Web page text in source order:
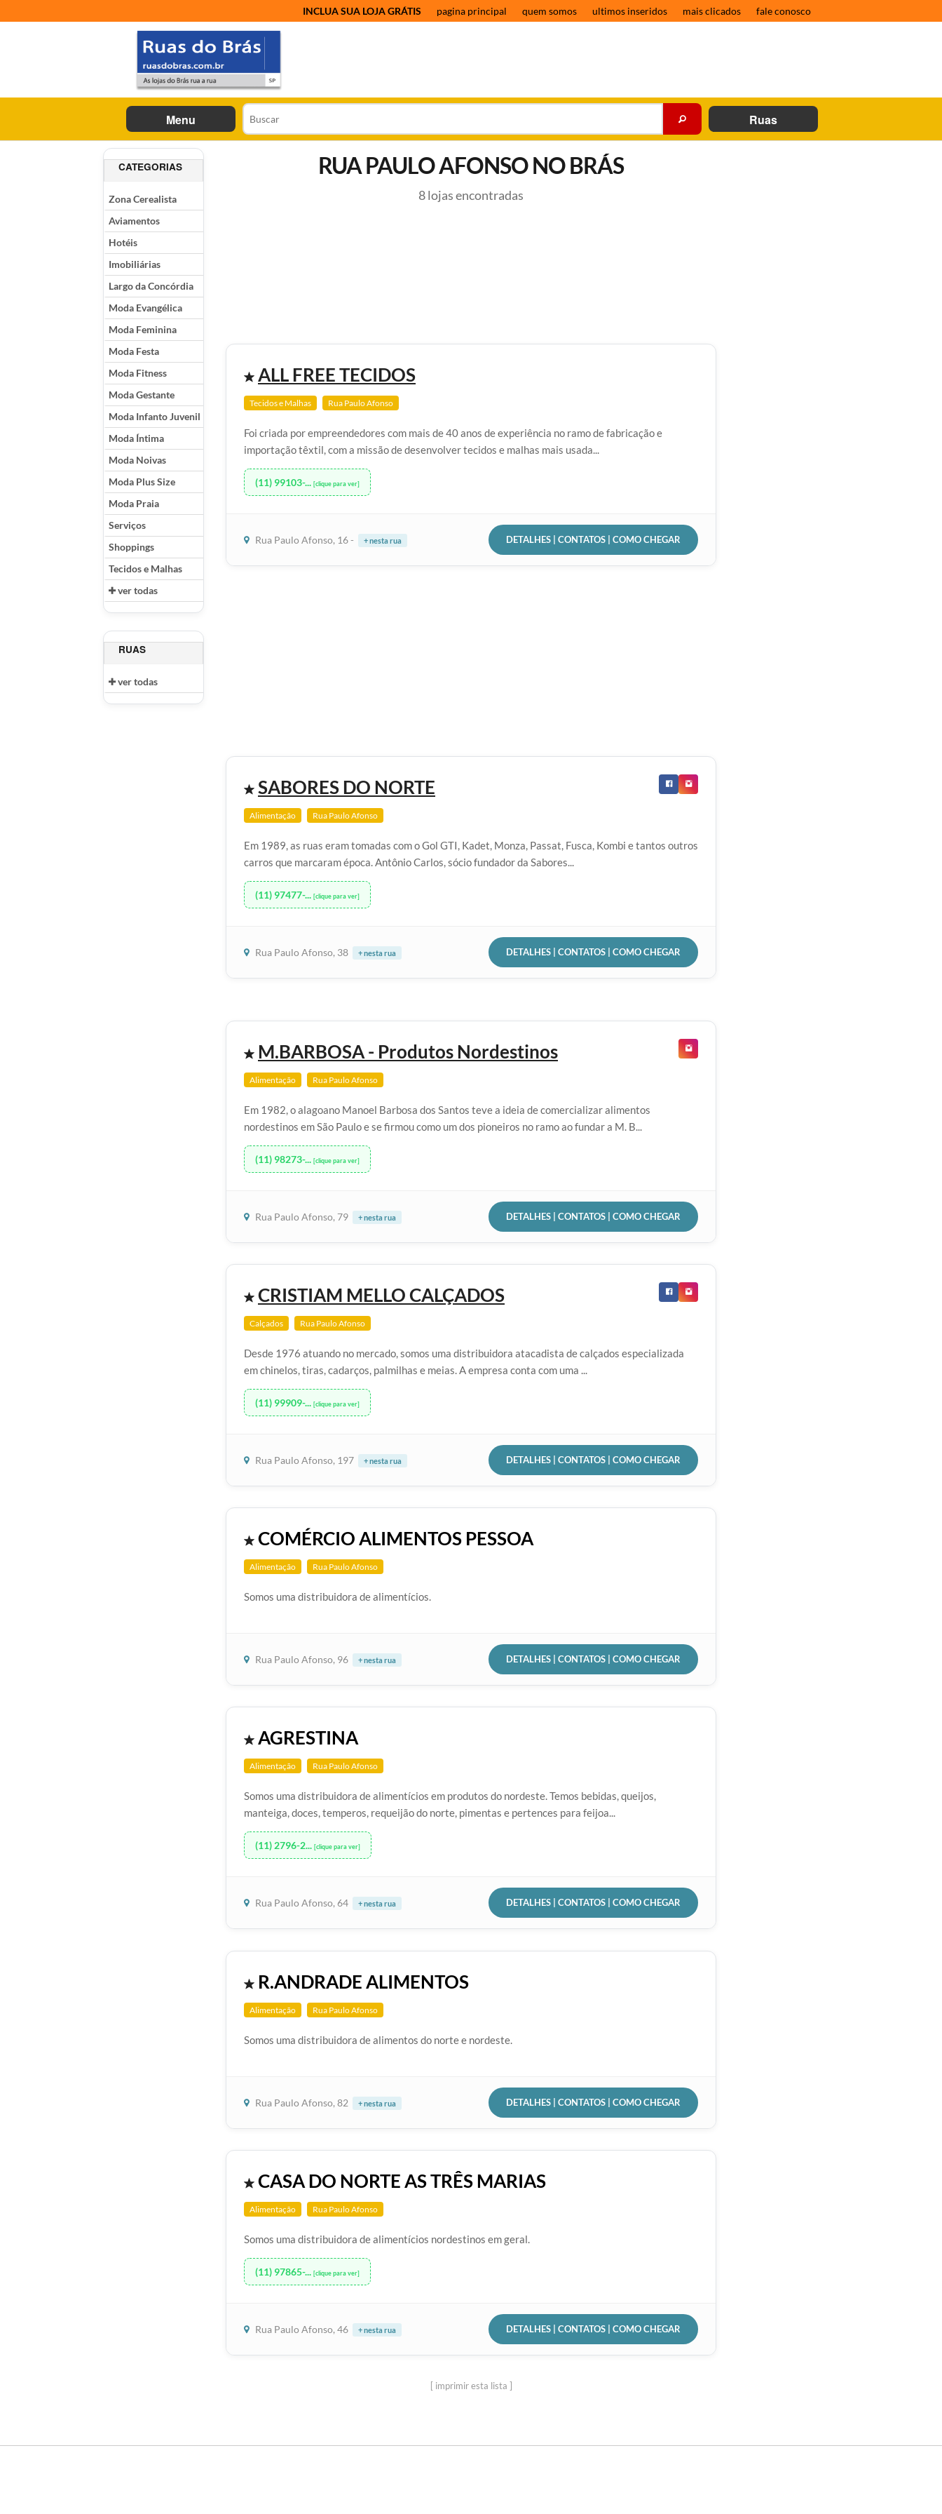
INCLUA SUA LOJA GRÁTIS pagina principal quem somos ultimos inseridos mais clicados fale conosco
Menu Ruas
CATEGORIAS
Zona Cerealista
Aviamentos
Hotéis
Imobiliárias
Largo da Concórdia
Moda Evangélica
Moda Feminina
Moda Festa
Moda Fitness
Moda Gestante
Moda Infanto Juvenil
Moda Íntima
Moda Noivas
Moda Plus Size
Moda Praia
Serviços
Shoppings
Tecidos e Malhas
ver todas
RUAS
ver todas
RUA PAULO AFONSO NO BRÁS
8 lojas encontradas
ALL FREE TECIDOS
Tecidos e Malhas Rua Paulo Afonso
Foi criada por empreendedores com mais de 40 anos de experiência no ramo de fabricação e
importação têxtil, com a missão de desenvolver tecidos e malhas mais usada...
(11) 99103-... [clique para ver]
Rua Paulo Afonso, 16 - + nesta rua DETALHES | CONTATOS | COMO CHEGAR
SABORES DO NORTE
Alimentação Rua Paulo Afonso
Em 1989, as ruas eram tomadas com o Gol GTI, Kadet, Monza, Passat, Fusca, Kombi e tantos outros
carros que marcaram época. Antônio Carlos, sócio fundador da Sabores...
(11) 97477-... [clique para ver]
Rua Paulo Afonso, 38 + nesta rua DETALHES | CONTATOS | COMO CHEGAR
M.BARBOSA - Produtos Nordestinos
Alimentação Rua Paulo Afonso
Em 1982, o alagoano Manoel Barbosa dos Santos teve a ideia de comercializar alimentos
nordestinos em São Paulo e se firmou como um dos pioneiros no ramo ao fundar a M. B...
(11) 98273-... [clique para ver]
Rua Paulo Afonso, 79 + nesta rua DETALHES | CONTATOS | COMO CHEGAR
CRISTIAM MELLO CALÇADOS
Calçados Rua Paulo Afonso
Desde 1976 atuando no mercado, somos uma distribuidora atacadista de calçados especializada
em chinelos, tiras, cadarços, palmilhas e meias. A empresa conta com uma ...
(11) 99909-... [clique para ver]
Rua Paulo Afonso, 197 + nesta rua DETALHES | CONTATOS | COMO CHEGAR
COMÉRCIO ALIMENTOS PESSOA
Alimentação Rua Paulo Afonso
Somos uma distribuidora de alimentícios.
Rua Paulo Afonso, 96 + nesta rua DETALHES | CONTATOS | COMO CHEGAR
AGRESTINA
Alimentação Rua Paulo Afonso
Somos uma distribuidora de alimentícios em produtos do nordeste. Temos bebidas, queijos,
manteiga, doces, temperos, requeijão do norte, pimentas e pertences para feijoa...
(11) 2796-2... [clique para ver]
Rua Paulo Afonso, 64 + nesta rua DETALHES | CONTATOS | COMO CHEGAR
R.ANDRADE ALIMENTOS
Alimentação Rua Paulo Afonso
Somos uma distribuidora de alimentos do norte e nordeste.
Rua Paulo Afonso, 82 + nesta rua DETALHES | CONTATOS | COMO CHEGAR
CASA DO NORTE AS TRÊS MARIAS
Alimentação Rua Paulo Afonso
Somos uma distribuidora de alimentícios nordestinos em geral.
(11) 97865-... [clique para ver]
Rua Paulo Afonso, 46 + nesta rua DETALHES | CONTATOS | COMO CHEGAR
[ imprimir esta lista ]